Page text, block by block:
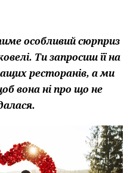
особливий сюрприз
Ти запросиш її на
ресторанів, а ми
вона ні про що не